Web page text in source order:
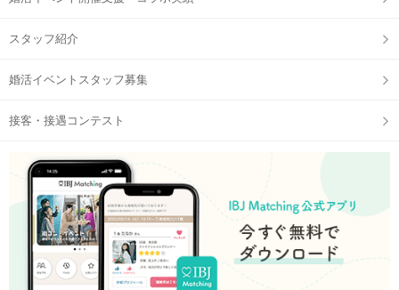
スタッフ紹介
婚活イベントスタッフ募集
接客・接遇コンテスト